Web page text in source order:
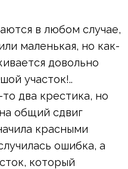
в любом случае,
маленькая, но как-
довольно
участок!..
два крестика, но
общий сдвиг
красными
ошибка, а
который